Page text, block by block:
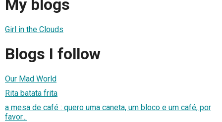
My blogs
Girl in the Clouds
Blogs I follow
Our Mad World
Rita batata frita
a mesa de café : quero uma caneta, um bloco e um café, por
favor...